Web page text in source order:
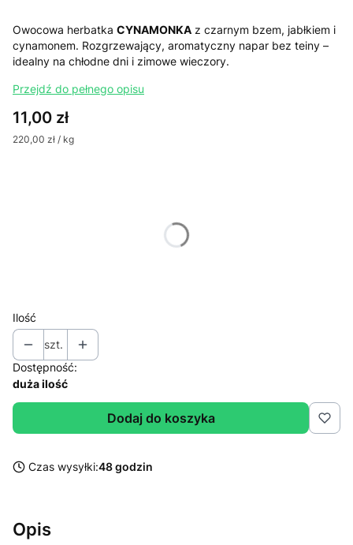
Owocowa herbatka CYNAMONKA z czarnym bzem, jabłkiem i
cynamonem. Rozgrzewający, aromatyczny napar bez teiny –
idealny na chłodne dni i zimowe wieczory.
Przejdź do pełnego opisu
Cena
11,00 zł
220,00 zł / kg
Ilość
szt.
Dostępność:
duża ilość
Dodaj do koszyka
Czas wysyłki:48 godzin
Opis